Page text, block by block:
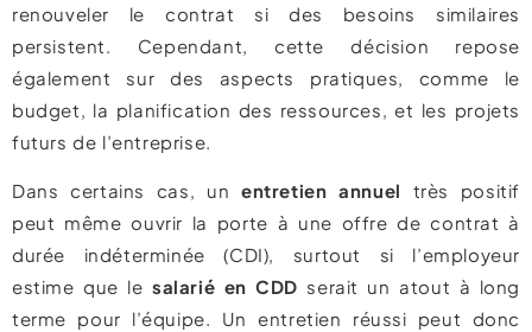
renouveler le contrat si des besoins similaires
persistent. Cependant, cette décision repose
également sur des aspects pratiques, comme le
budget, la planification des ressources, et les projets
futurs de l’entreprise.
Dans certains cas, un entretien annuel très positif
peut même ouvrir la porte à une offre de contrat à
durée indéterminée (CDI), surtout si l’employeur
estime que le salarié en CDD serait un atout à long
terme pour l’équipe. Un entretien réussi peut donc